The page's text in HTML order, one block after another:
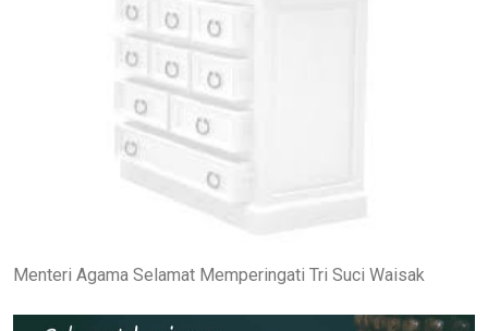
Menteri Agama Selamat Memperingati Tri Suci Waisak